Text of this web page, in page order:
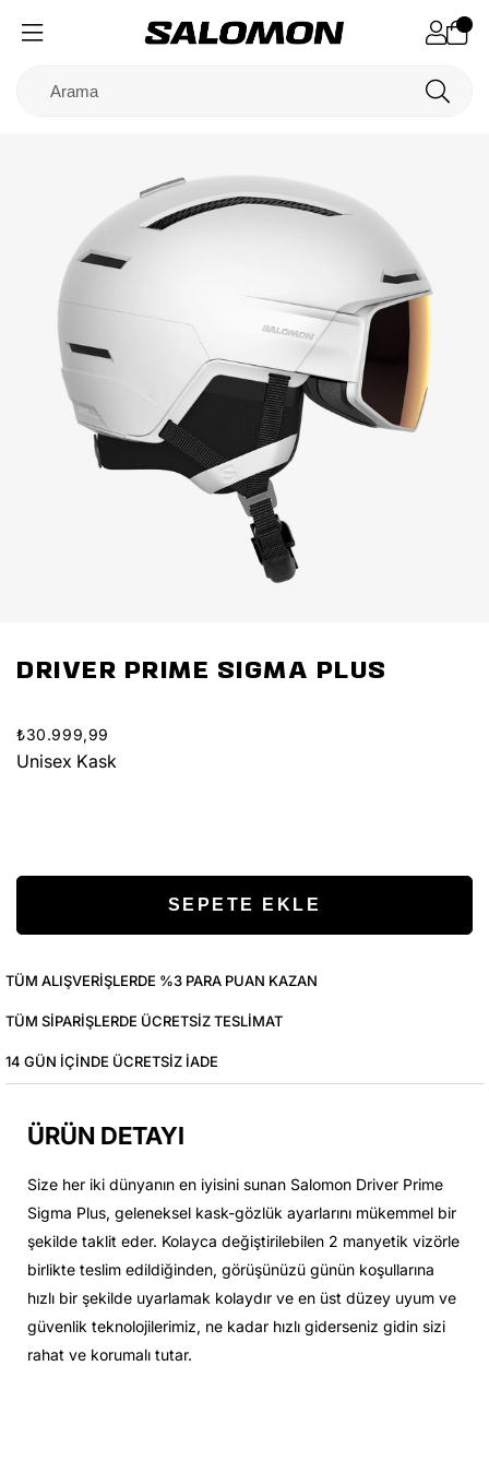
DRIVER PRIME SIGMA PLUS
₺30.999,99
Unisex Kask
TÜM ALIŞVERIŞLERDE %3 PARA PUAN KAZAN
TÜM SIPARIŞLERDE ÜCRETSIZ TESLIMAT
14 GÜN IÇINDE ÜCRETSIZ IADE
ÜRÜN DETAYI
Size her iki dünyanın en iyisini sunan Salomon Driver Prime
Sigma Plus, geleneksel kask-gözlük ayarlarını mükemmel bir
şekilde taklit eder. Kolayca değiştirilebilen 2 manyetik vizörle
birlikte teslim edildiğinden, görüşünüzü günün koşullarına
hızlı bir şekilde uyarlamak kolaydır ve en üst düzey uyum ve
güvenlik teknolojilerimiz, ne kadar hızlı giderseniz gidin sizi
rahat ve korumalı tutar.